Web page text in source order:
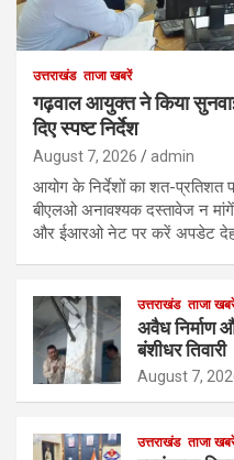
उत्तराखंड ताजा खबरें
गढ़वाल आयुक्त ने किया
दिए स्पष्ट निर्देश
August 7, 2026 admin
आयोग के निर्देशों का शत-
बीएलओ अनावश्यक दस्तावेज न
और ईआरओ नेट पर करें अपडेट
उत्तराखंड ताजा
अवैध निर्माण
बंशीधर तिवारी
August 7,
उत्तराखंड ताजा